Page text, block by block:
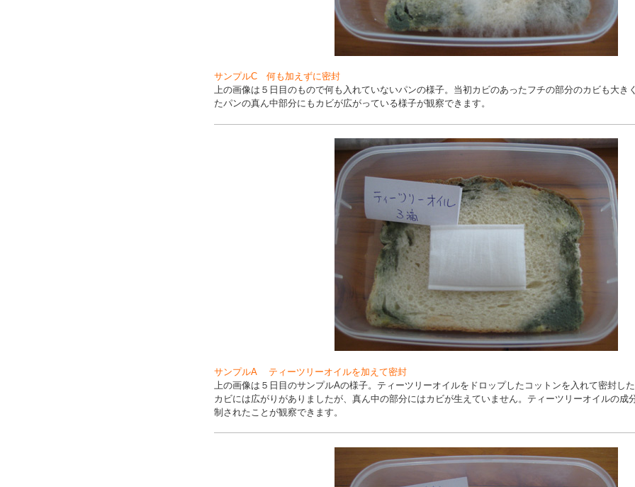
サンプルC 何も加えずに密封
上の画像は５日目のもので何も入れていないパンの様子。当初カビのあったフチの部分のカビも大き
たパンの真ん中部分にもカビが広がっている様子が観察できます。
サンプルA ティーツリーオイルを加えて密封
上の画像は５日目のサンプルAの様子。ティーツリーオイルをドロップしたコットンを入れて密封し
カビには広がりがありましたが、真ん中の部分にはカビが生えていません。ティーツリーオイルの成
制されたことが観察できます。